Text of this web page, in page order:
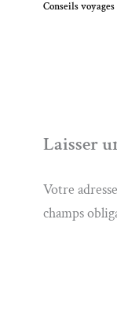
Conseils voyages
Laisser
Votre
champs